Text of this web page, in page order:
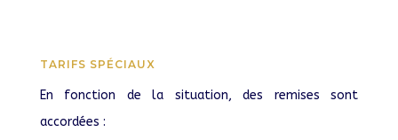
TARIFS SPÉCIAUX
En fonction de la situation, des remises sont
accordées :